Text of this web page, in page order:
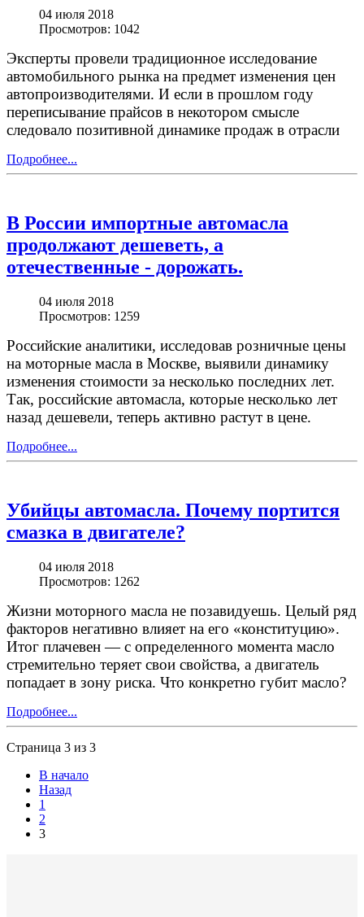
04 июля 2018
Просмотров: 1042
Эксперты провели традиционное исследование
автомобильного рынка на предмет изменения цен
автопроизводителями. И если в прошлом году
переписывание прайсов в некотором смысле
следовало позитивной динамике продаж в отрасли
Подробнее...
В России импортные автомасла
продолжают дешеветь, а
отечественные - дорожать.
04 июля 2018
Просмотров: 1259
Российские аналитики, исследовав розничные цены
на моторные масла в Москве, выявили динамику
изменения стоимости за несколько последних лет.
Так, российские автомасла, которые несколько лет
назад дешевели, теперь активно растут в цене.
Подробнее...
Убийцы автомасла. Почему портится
смазка в двигателе?
04 июля 2018
Просмотров: 1262
Жизни моторного масла не позавидуешь. Целый ряд
факторов негативно влияет на его «конституцию».
Итог плачевен — с определенного момента масло
стремительно теряет свои свойства, а двигатель
попадает в зону риска. Что конкретно губит масло?
Подробнее...
Страница 3 из 3
В начало
Назад
1
2
3